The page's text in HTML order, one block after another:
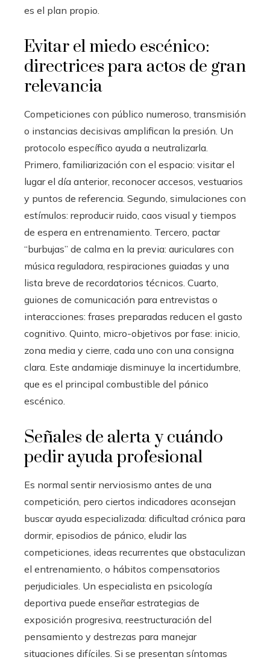
es el plan propio.
Evitar el miedo escénico:
directrices para actos de gran
relevancia
Competiciones con público numeroso, transmisión
o instancias decisivas amplifican la presión. Un
protocolo específico ayuda a neutralizarla.
Primero, familiarización con el espacio: visitar el
lugar el día anterior, reconocer accesos, vestuarios
y puntos de referencia. Segundo, simulaciones con
estímulos: reproducir ruido, caos visual y tiempos
de espera en entrenamiento. Tercero, pactar
“burbujas” de calma en la previa: auriculares con
música reguladora, respiraciones guiadas y una
lista breve de recordatorios técnicos. Cuarto,
guiones de comunicación para entrevistas o
interacciones: frases preparadas reducen el gasto
cognitivo. Quinto, micro-objetivos por fase: inicio,
zona media y cierre, cada uno con una consigna
clara. Este andamiaje disminuye la incertidumbre,
que es el principal combustible del pánico
escénico.
Señales de alerta y cuándo
pedir ayuda profesional
Es normal sentir nerviosismo antes de una
competición, pero ciertos indicadores aconsejan
buscar ayuda especializada: dificultad crónica para
dormir, episodios de pánico, eludir las
competiciones, ideas recurrentes que obstaculizan
el entrenamiento, o hábitos compensatorios
perjudiciales. Un especialista en psicología
deportiva puede enseñar estrategias de
exposición progresiva, reestructuración del
pensamiento y destrezas para manejar
situaciones difíciles. Si se presentan síntomas